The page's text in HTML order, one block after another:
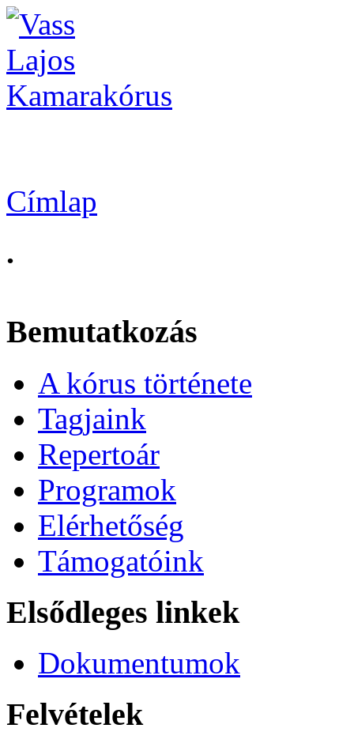
Címlap
.
Bemutatkozás
A kórus története
Tagjaink
Repertoár
Programok
Elérhetőség
Támogatóink
Elsődleges linkek
Dokumentumok
Felvételek